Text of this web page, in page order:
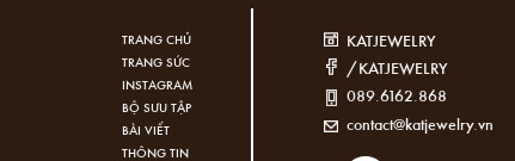
TRANG CHỦ
TRANG SỨC
INSTAGRAM
BỘ SƯU TẬP
BÀI VIẾT
THÔNG TIN
KATJEWELRY
/KATJEWELRY
089.6162.868
contact@katjewelry.vn